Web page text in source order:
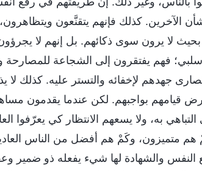
شأن الآخرين. كذلك فإنهم يتقنَّعون
لا يرون سوى ذكائهم. بل إنهم لا
فهم يفتقرون إلى الشجاعة للمصارحة
جهدهم لإخفائه والتستر عليه. كذلك لا
قيامهم بواجبهم. لكن عندما يقدمون
به، ولا يسعهم الانتظار كي يعرّفوا
هم متميزون، وكَمْ هم أفضل من الناس
النفس والشهادة لها شيء يفعله ذو ضمير